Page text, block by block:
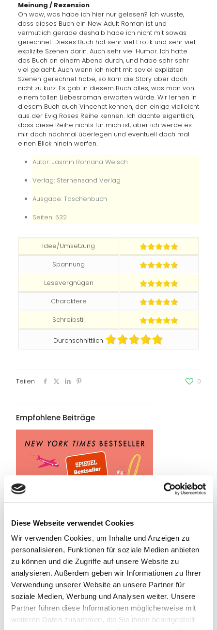
Diese Webseite verwendet Cookies
Wir verwenden Cookies, um Inhalte und Anzeigen zu
personalisieren, Funktionen für soziale Medien anbieten
zu können und die Zugriffe auf unsere Website zu
analysieren. Außerdem geben wir Informationen zu Ihrer
Verwendung unserer Website an unsere Partner für
soziale Medien, Werbung und Analysen weiter. Unsere
Partner führen diese Informationen möglicherweise mit
weiteren Daten zusammen, die Sie ihnen bereitgestellt
Meinung / Rezension
Oh wow, was habe ich hier nur gelesen? Ich wusste,
dass dieses Buch ein New Adult Roman ist und
vermutlich gerade deshalb habe ich nicht mit sowas
gerechnet. Dieses Buch hat sehr viel Erotik und sehr viel
explizite Szenen darin. Auch sehr viel Humor. Ich hatte
das Buch an einem Abend durch, und habe sehr sehr
viel gelacht. Auch wenn ich nicht mit soviel expliziten
Szenen gerechnet habe, so kam die Story aber doch
nicht zu kurz. Es gab in diesem Buch alles, was man von
einem tollen Liebesroman erwarten würde. Wir lernen in
diesem Buch auch Vincenct kennen, den einige vielleicht
aus der Evig Roses Reihe kennen. Ich dachte eigentlich,
dass diese Reihe nichts für mich ist, aber ich werde es
mir doch nochmal überlegen und eventuell doch mal
einen Blick hinein werfen.
Autor: Jasmin Romana Welsch
Verlag: Sternensand Verlag
Ausgabe: Taschenbuch
Seiten: 532
Idee/Umsetzung
Spannung
Lesevergnügen
Charaktere
Schreibstil
Durchschnittlich
Teilen 0
Empfohlene Beiträge